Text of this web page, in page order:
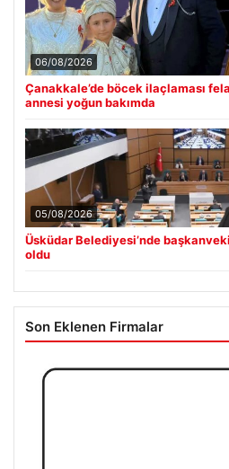
06/08/2026
Çanakkale’de böcek ilaçlaması
annesi yoğun bakımda
05/08/2026
Üsküdar Belediyesi’nde
oldu
Son Eklenen Firmalar